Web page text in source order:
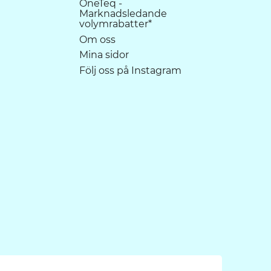
OneTeq -
Marknadsledande
volymrabatter*
Om oss
Mina sidor
Följ oss på Instagram